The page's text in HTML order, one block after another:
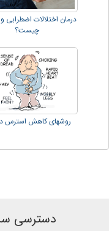
درمان اختلالات اضطرابی
چیست؟
روشهای کاهش استرس
دسترسی